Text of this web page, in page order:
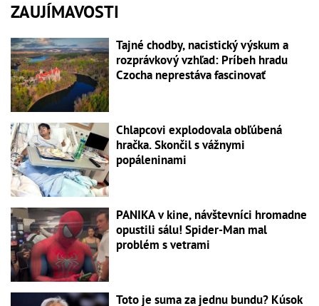
ZAUJÍMAVOSTI
Tajné chodby, nacistický výskum a
rozprávkový vzhľad: Príbeh hradu
Czocha neprestáva fascinovať
Chlapcovi explodovala obľúbená
hračka. Skončil s vážnymi
popáleninami
PANIKA v kine, návštevníci hromadne
opustili sálu! Spider-Man mal
problém s vetrami
Toto je suma za jednu bundu? Kúsok